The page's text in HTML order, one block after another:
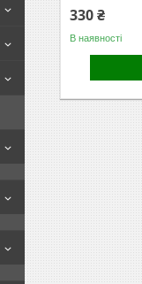
330 ₴
В наявності